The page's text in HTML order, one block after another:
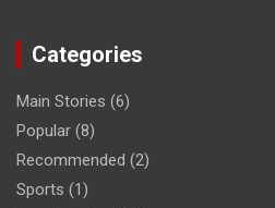
Categories
Main Stories (6)
Popular (8)
Recommended (2)
Sports (1)